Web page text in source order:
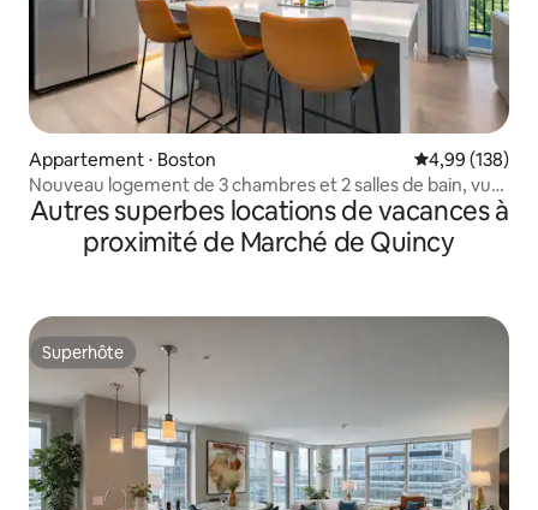
Appartement ⋅ Boston Évaluation
4,99 (138)
Nouveau logement de 3 chambres et 2 salles de bain, vue
sur la prairie !
Autres superbes locations de vacances à
proximité de Marché de Quincy
Superhôte
Superhôte